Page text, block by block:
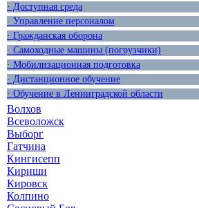
· Доступная среда
· Управление персоналом
· Гражданская оборона
· Самоходные машины (погрузчики)
· Мобилизационная подготовка
· Дистанционное обучение
· Обучение в Ленинградской области
Волхов
Всеволожск
Выборг
Гатчина
Кингисепп
Кириши
Кировск
Колпино